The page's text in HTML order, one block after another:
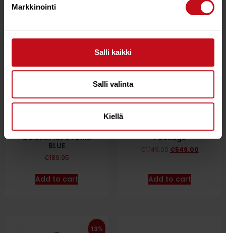
Markkinointi
Salli kaikki
Salli valinta
Kiellä
WATERPROOF SOFT
COOLER 18L STORM
BLUE
€189.95
Add to cart
10’6 Purple CT Sup-
Package
€1,149.00 €549.00
Add to cart
13%